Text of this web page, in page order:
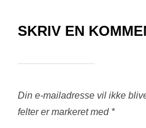
SKRIV EN
Din e-mailadresse vil ikke
felter er markeret med *